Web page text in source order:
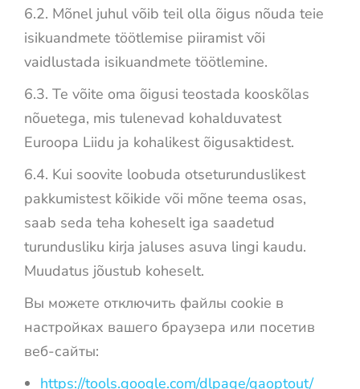
6.2. Mõnel juhul võib teil olla õigus nõuda teie
isikuandmete töötlemise piiramist või
vaidlustada isikuandmete töötlemine.
6.3. Te võite oma õigusi teostada kooskõlas
nõuetega, mis tulenevad kohalduvatest
Euroopa Liidu ja kohalikest õigusaktidest.
6.4. Kui soovite loobuda otseturunduslikest
pakkumistest kõikide või mõne teema osas,
saab seda teha koheselt iga saadetud
turundusliku kirja jaluses asuva lingi kaudu.
Muudatus jõustub koheselt.
Вы можете отключить файлы cookie в
настройках вашего браузера или посетив
веб-сайты:
https://tools.google.com/dlpage/gaoptout/